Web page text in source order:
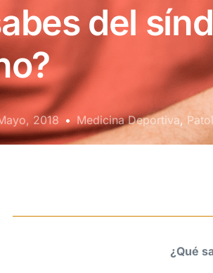
del
2018 Medicina Deportiva,
¿Qué